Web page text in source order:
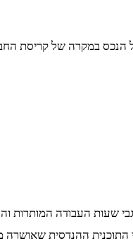
במקרה של קריסת
העבודה המותרות
התוכנית ההנדסית